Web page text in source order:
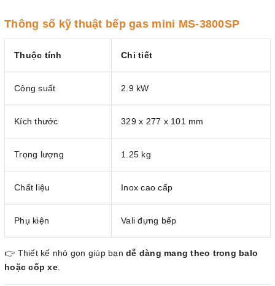
Thông số kỹ thuật bếp gas mini MS-3800SP
Thuộc tính Chi tiết
Công suất 2.9 kW
Kích thước 329 x 277 x 101 mm
Trọng lượng 1.25 kg
Chất liệu Inox cao cấp
Phụ kiện Vali đựng bếp
👉 Thiết kế nhỏ gọn giúp bạn dễ dàng mang theo trong balo
hoặc cốp xe.